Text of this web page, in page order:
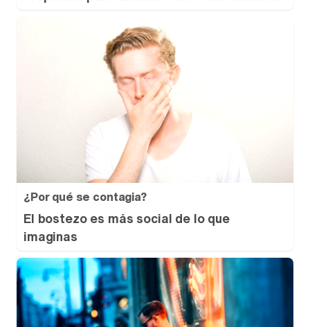
¿Por qué se contagia?
El bostezo es más social de lo que
imaginas